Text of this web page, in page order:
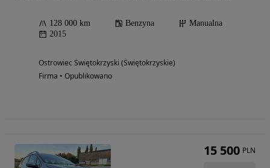
128 000 km Benzyna
Manualna
2015
Ostrowiec Świętokrzyski (Świętokrzyskie)
Firma • Opublikowano
15 500 PLN